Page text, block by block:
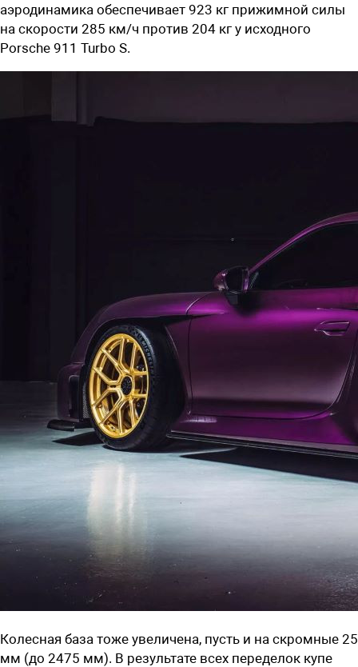
аэродинамика обеспечивает 923 кг прижимной силы
на скорости 285 км/ч против 204 кг у исходного
Porsche 911 Turbo S.
Колесная база тоже увеличена, пусть и на скромные 25
мм (до 2475 мм). В результате всех переделок купе